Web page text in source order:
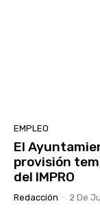
EMPLEO
El
provisión
del IMPRO
Redacción - 2 De